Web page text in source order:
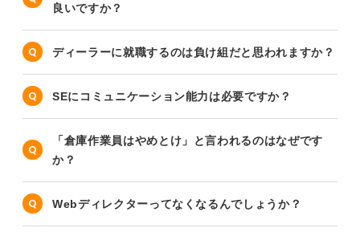
良いですか？
ディーラーに就職するのは負け組だと思われますか？
SEにコミュニケーション能力は必要ですか？
「倉庫作業員はやめとけ」と言われるのはなぜです
か？
Webディレクターってなくなるんでしょうか？